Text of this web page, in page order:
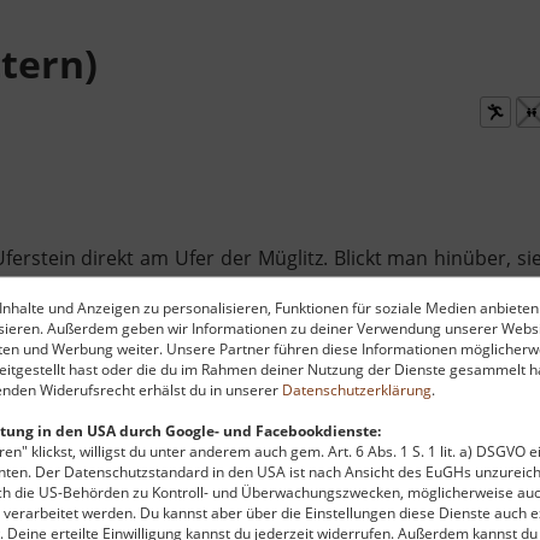
und Anzeigen zu personalisieren, Funktionen für soziale Medien
Außerdem geben wir Informationen zu deiner Verwendung unserer
und Werbung weiter. Unsere Partner führen diese Informationen
hast oder die du im Rahmen deiner Nutzung der Dienste gesammelt
Widerufsrecht erhälst du in unserer Datenschutzerklärung.
in den USA durch Google- und Facebookdienste:
klickst, willigst du unter anderem auch gem. Art. 6 Abs. 1 S. 1 lit. a) DSGVO
Der Datenschutzstandard in den USA ist nach Ansicht des EuGHs
die US-Behörden zu Kontroll- und Überwachungszwecken, möglicherweise
werden. Du kannst aber über die Einstellungen diese Dienste auch
erteilte Einwilligung kannst du jederzeit widerrufen. Außerdem kannst
direkt am Ufer der Müglitz. Blickt man hinüber,
Der Zustieg ist schon recht anspruchsvoll -
Wasser in Fallnähe. Der rund 20 Meter hohe Felsen
etwas Überhängendes oder vielleicht
am Wandfuß wahlweise auch mit den Füßen im
mit Schwierigkeiten zwischen drei und sieben. Folgt
weiteren Routen. Den alten Weg gibt es hier schon
nicht am Straßenende. Da haben Anwohner
Weiter vorn bekommt man aber meist noch ein